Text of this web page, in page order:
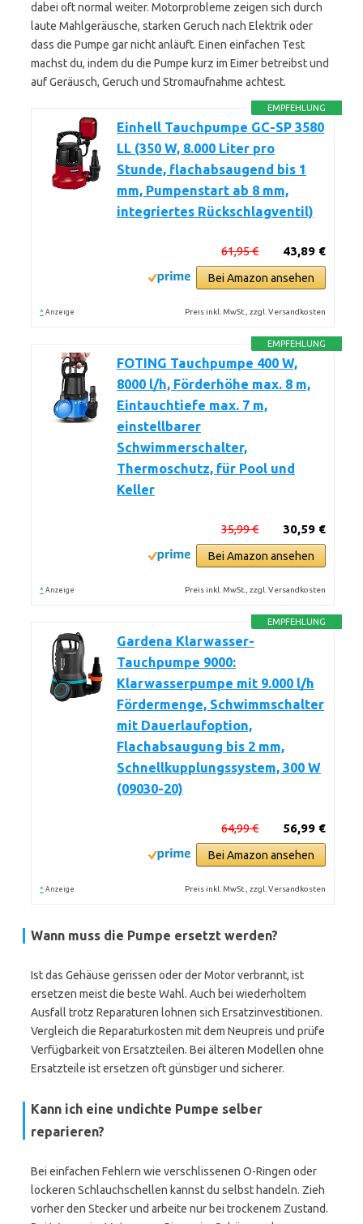
dabei oft normal weiter. Motorprobleme zeigen sich durch
laute Mahlgeräusche, starken Geruch nach Elektrik oder
dass die Pumpe gar nicht anläuft. Einen einfachen Test
machst du, indem du die Pumpe kurz im Eimer betreibst und
auf Geräusch, Geruch und Stromaufnahme achtest.
EMPFEHLUNG
Einhell Tauchpumpe GC-SP 3580
LL (350 W, 8.000 Liter pro
Stunde, flachabsaugend bis 1
mm, Pumpenstart ab 8 mm,
integriertes Rückschlagventil)
43,89 €
61,95 €
Bei Amazon ansehen
* Anzeige Preis inkl. MwSt., zzgl. Versandkosten
EMPFEHLUNG
FOTING Tauchpumpe 400 W,
8000 l/h, Förderhöhe max. 8 m,
Eintauchtiefe max. 7 m,
einstellbarer
Schwimmerschalter,
Thermoschutz, für Pool und
Keller
30,59 €
35,99 €
Bei Amazon ansehen
* Anzeige Preis inkl. MwSt., zzgl. Versandkosten
EMPFEHLUNG
Gardena Klarwasser-
Tauchpumpe 9000:
Klarwasserpumpe mit 9.000 l/h
Fördermenge, Schwimmschalter
mit Dauerlaufoption,
Flachabsaugung bis 2 mm,
Schnellkupplungssystem, 300 W
(09030-20)
56,99 €
64,99 €
Bei Amazon ansehen
* Anzeige Preis inkl. MwSt., zzgl. Versandkosten
Wann muss die Pumpe ersetzt werden?
Ist das Gehäuse gerissen oder der Motor verbrannt, ist
ersetzen meist die beste Wahl. Auch bei wiederholtem
Ausfall trotz Reparaturen lohnen sich Ersatzinvestitionen.
Vergleich die Reparaturkosten mit dem Neupreis und prüfe
Verfügbarkeit von Ersatzteilen. Bei älteren Modellen ohne
Ersatzteile ist ersetzen oft günstiger und sicherer.
Kann ich eine undichte Pumpe selber
reparieren?
Bei einfachen Fehlern wie verschlissenen O-Ringen oder
lockeren Schlauchschellen kannst du selbst handeln. Zieh
vorher den Stecker und arbeite nur bei trockenem Zustand.